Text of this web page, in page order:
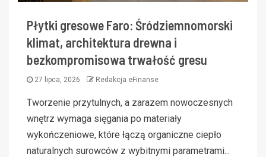
Płytki gresowe Faro: Śródziemnomorski
klimat, architektura drewna i
bezkompromisowa trwałość gresu
27 lipca, 2026 Redakcja eFinanse
Tworzenie przytulnych, a zarazem nowoczesnych
wnętrz wymaga sięgania po materiały
wykończeniowe, które łączą organiczne ciepło
naturalnych surowców z wybitnymi parametrami...